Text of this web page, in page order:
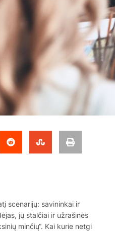
scenarijų: savininkai ir
jų stalčiai ir užrašinės
minčių“. Kai kurie netgi